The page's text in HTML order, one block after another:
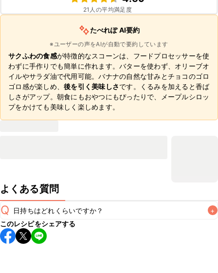
21 人の平均満足度
たべれぽ AI要約
※ユーザーの声をAIが自動で要約しています
サクふわの食感が特徴的なスコーンは、フードプロセッサーを使
わずに手作りでも簡単に作れます。バターを使わず、オリーブオ
イルやサラダ油で代用可能。バナナの自然な甘みとチョコのゴロ
ゴロ感が楽しめ、 後を引く美味しさです。くるみを加えると香ば
しさがアップ。朝食にもおやつにもぴったりで、メープルシロッ
プをかけても美味しく楽しめます。
よくある質問
Q 日持ちはどれくらいですか？ +
保存期間は冷蔵で2~3日が目安です。なるべくお早めにお召
し上がりください。
このレシピをシェアする